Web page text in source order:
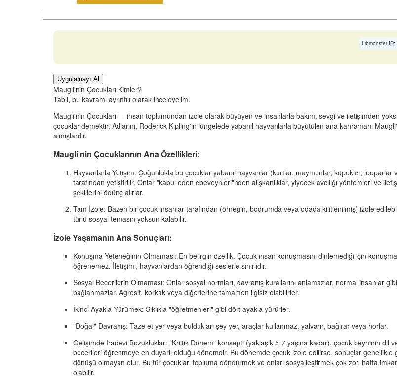
Libmonster ID:
Uygulamayı Al
Maugli'nin Çocukları Kimler?
Tabii, bu kavramı ayrıntılı olarak inceleyelim.
Maugli'nin Çocukları — insan toplumundan izole olarak büyüyen ve insanlarla bakım, sevgi ve iletişimden
çocuklar demektir. Adlarını, Roderick Kipling'in jüngelede yabanıl hayvanlarla büyütülen ana kahramanı
almışlardır.
Maugli'nin Çocuklarının Ana Özellikleri:
Hayvanlarla Yetişim: Çoğunlukla bu çocuklar yabanıl hayvanlar (kurtlar, maymunlar, köpekler, leoparlar
tarafından yetiştirilir. Onlar "kabul eden ebeveynleri"nden alışkanlıklar, yiyecek avcılığı yöntemleri ve
şekillerini ödünç alırlar.
Tam İzole: Bazen bir çocuk insanlar tarafından (örneğin, bodrumda veya odada kilitlenilmiş) izole
türlü sosyal temasın yoksun kalabilir.
İzole Yaşamanın Ana Sonuçları:
Konuşma Yeteneğinin Olmaması: En belirgin özellik. Çocuk insan konuşmasını dinlemediği için
öğrenemez. İletişimi, hayvanlardan öğrendiği seslerle sınırlıdır.
Sosyal Becerilerin Olmaması: Onlar sosyal normları, davranış kurallarını anlamazlar, normal insanlar gibi
bağlanmazlar. Agresif, korkak veya diğerlerine tamamen ilgisiz olabilirler.
İkinci Ayakla Yürümek: Sıklıkla "öğretmenleri" gibi dört ayakla yürürler.
"Doğal" Davranış: Taze et yer veya buldukları şey yer, araçlar kullanmaz, yalvarır, bağırar veya horlar.
Gelişimde Iradevi Bozukluklar: "Kriitik Dönem" konsepti (yaklaşık 5-7 yaşına kadar), çocuk beyninin dil
becerileri öğrenmeye en duyarlı olduğu dönemdir. Bu dönemde çocuk izole edilirse, sonuçlar genellikle
dönüşü olmayan olur. Bu tür çocukları topluma döndürmek ve onları sosyalleştirmek çok zor, hatta
olabilir.